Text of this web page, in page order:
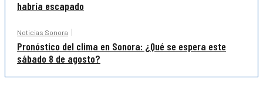
habría escapado
Noticias Sonora
Pronóstico del clima en Sonora: ¿Qué se espera este
sábado 8 de agosto?